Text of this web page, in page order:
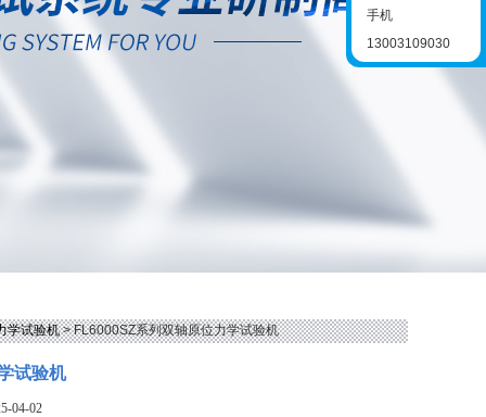
学试验机> FL6000SZ系列双轴原位力学试验机
试验机
04-02
手机
13003109030